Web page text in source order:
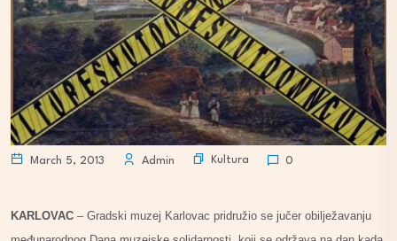
March 5, 2013 Admin Kultura 0
KARLOVAC – Gradski muzej Karlovac pridružio se jučer obilježavanju